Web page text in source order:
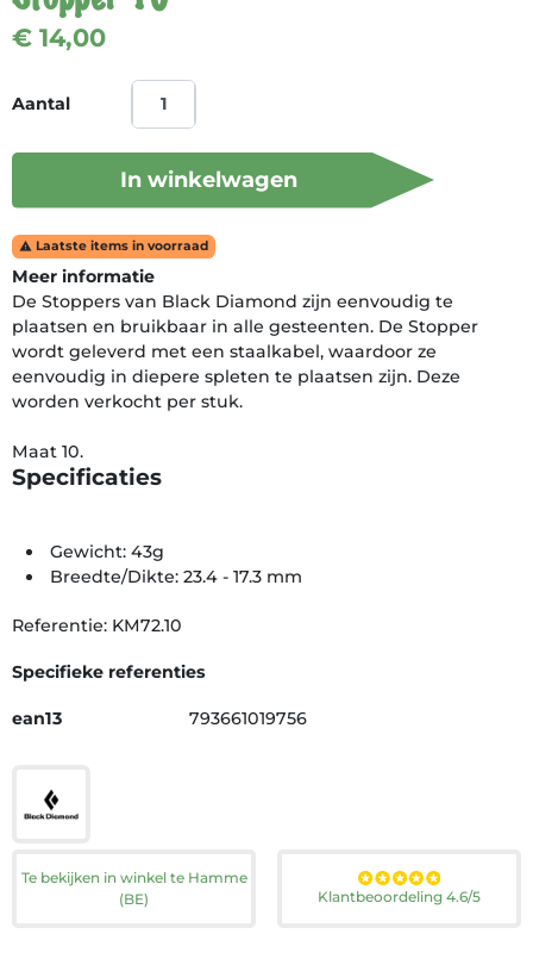
€ 14,00
Aantal
In winkelwagen
 Laatste items in voorraad
Meer informatie
De Stoppers van Black Diamond zijn eenvoudig te
plaatsen en bruikbaar in alle gesteenten. De Stopper
wordt geleverd met een staalkabel, waardoor ze
eenvoudig in diepere spleten te plaatsen zijn. Deze
worden verkocht per stuk.
Maat 10.
Specificaties
Gewicht: 43g
Breedte/Dikte: 23.4 - 17.3 mm
Referentie: KM72.10
Specifieke referenties
ean13 793661019756
Te bekijken in winkel te Hamme
(BE)
Klantbeoordeling 4.6/5